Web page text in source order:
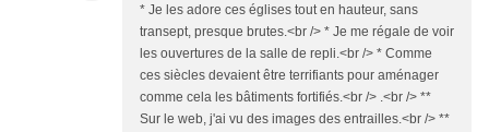
* Je les adore ces églises tout en hauteur, sans
transept, presque brutes.<br /> * Je me régale de voir
les ouvertures de la salle de repli.<br /> * Comme
ces siècles devaient être terrifiants pour aménager
comme cela les bâtiments fortifiés.<br /> .<br /> **
Sur le web, j'ai vu des images des entrailles.<br /> **